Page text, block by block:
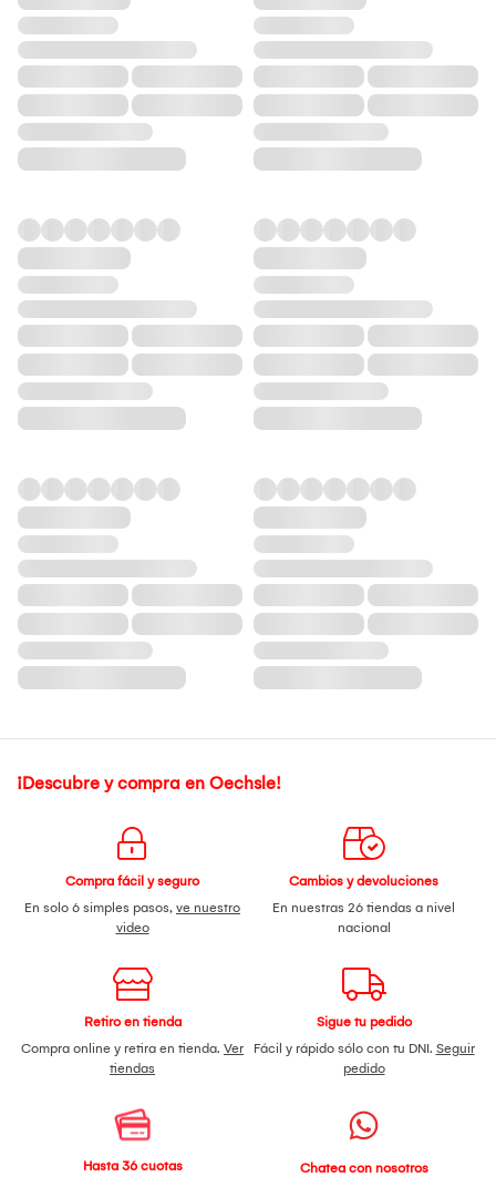
¡Descubre y compra en Oechsle!
Compra fácil y seguro
En solo 6 simples pasos, ve nuestro
video
Cambios y devoluciones
En nuestras 26 tiendas a nivel
nacional
Retiro en tienda
Compra online y retira en tienda. Ver
tiendas
Sigue tu pedido
Fácil y rápido sólo con tu DNI. Seguir
pedido
Hasta 36 cuotas
Chatea con nosotros